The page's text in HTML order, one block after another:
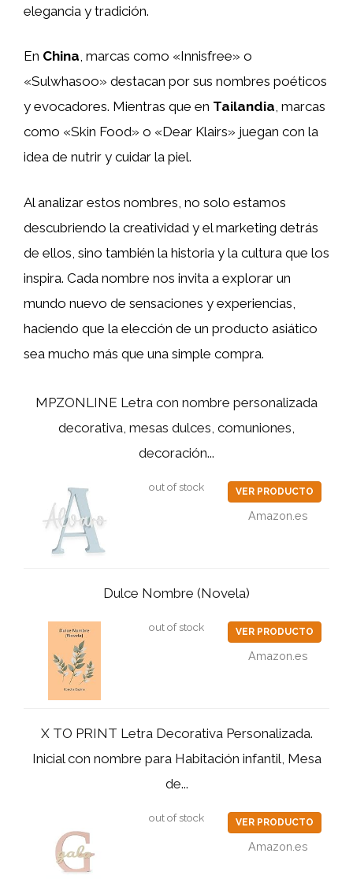
elegancia y tradición.
En China, marcas como «Innisfree» o
«Sulwhasoo» destacan por sus nombres poéticos
y evocadores. Mientras que en Tailandia, marcas
como «Skin Food» o «Dear Klairs» juegan con la
idea de nutrir y cuidar la piel.
Al analizar estos nombres, no solo estamos
descubriendo la creatividad y el marketing detrás
de ellos, sino también la historia y la cultura que los
inspira. Cada nombre nos invita a explorar un
mundo nuevo de sensaciones y experiencias,
haciendo que la elección de un producto asiático
sea mucho más que una simple compra.
MPZONLINE Letra con nombre personalizada
decorativa, mesas dulces, comuniones,
decoración...
out of stock VER PRODUCTO
Amazon.es
Dulce Nombre (Novela)
out of stock VER PRODUCTO
Amazon.es
X TO PRINT Letra Decorativa Personalizada.
Inicial con nombre para Habitación infantil, Mesa
de...
out of stock VER PRODUCTO
Amazon.es